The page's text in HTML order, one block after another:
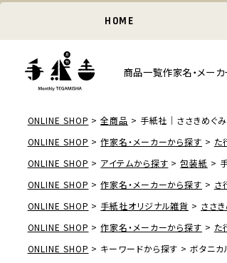
HOME
商品一覧作家名・メー
ONLINE SHOP 全商品
手紙社｜ささきめぐ
ONLINE SHOP
作家名・メーカーから探す た
ONLINE SHOP
アイテムから探す 包装紙
ONLINE SHOP
作家名・メーカーから探す さ
ONLINE SHOP
手紙社オリジナル雑貨 ささ
ONLINE SHOP
作家名・メーカーから探す た
ONLINE SHOP
キーワードから探す ボタニカ